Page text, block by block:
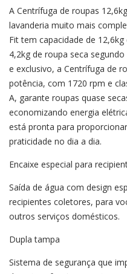
A Centrífuga de roupas
lavanderia muito mais
Fit tem capacidade de
4,2kg de roupa seca
e exclusivo, a Centrífuga de
potência, com 1720 rpm e
A, garante roupas quase
economizando energia
está pronta para
praticidade no dia a dia.
Encaixe especial para
Saída de água com design
recipientes coletores, para
outros serviços domésticos.
Dupla tampa
Sistema de segurança que